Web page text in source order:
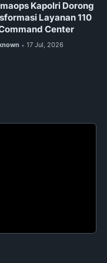
Kapolri Dorong
Layanan 110
Center
• 17 Jul, 2026